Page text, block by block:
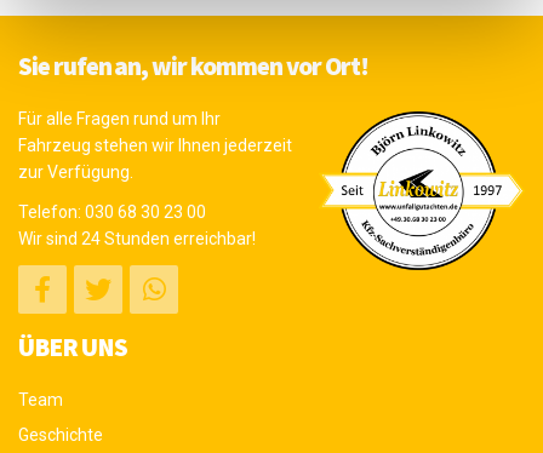
Sie rufen an, wir kommen vor Ort!
Für alle Fragen rund um Ihr
Fahrzeug stehen wir Ihnen jederzeit
zur Verfügung.
Telefon: 030 68 30 23 00
Wir sind 24 Stunden erreichbar!
ÜBER UNS
Team
Geschichte